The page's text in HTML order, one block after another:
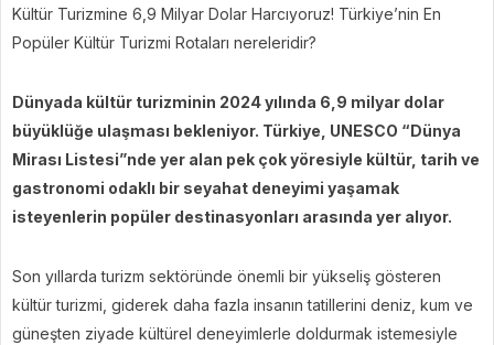
Kültür Turizmine 6,9 Milyar Dolar Harcıyoruz! Türkiye’nin En
Popüler Kültür Turizmi Rotaları nereleridir?
Dünyada kültür turizminin 2024 yılında 6,9 milyar dolar
büyüklüğe ulaşması bekleniyor. Türkiye, UNESCO “Dünya
Mirası Listesi”nde yer alan pek çok yöresiyle kültür, tarih ve
gastronomi odaklı bir seyahat deneyimi yaşamak
isteyenlerin popüler destinasyonları arasında yer alıyor.
Son yıllarda turizm sektöründe önemli bir yükseliş gösteren
kültür turizmi, giderek daha fazla insanın tatillerini deniz, kum ve
güneşten ziyade kültürel deneyimlerle doldurmak istemesiyle